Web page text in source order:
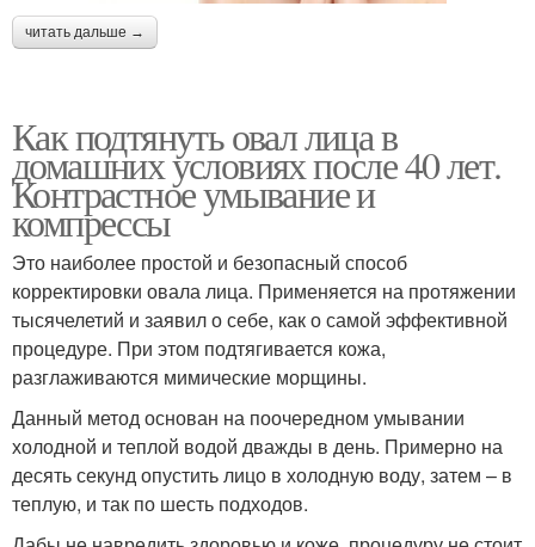
читать дальше →
Как подтянуть овал лица в
домашних условиях после 40 лет.
Контрастное умывание и
компрессы
Это наиболее простой и безопасный способ
корректировки овала лица. Применяется на протяжении
тысячелетий и заявил о себе, как о самой эффективной
процедуре. При этом подтягивается кожа,
разглаживаются мимические морщины.
Данный метод основан на поочередном умывании
холодной и теплой водой дважды в день. Примерно на
десять секунд опустить лицо в холодную воду, затем – в
теплую, и так по шесть подходов.